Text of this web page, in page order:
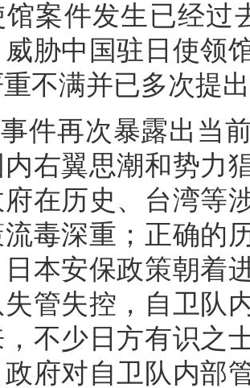
馆案件发生已经过
胁中国驻日使领
不满并已多次提
件再次暴露出当
内右翼思潮和势力
府在历史、台湾等
毒深重；正确的
本安保政策朝着
失管失控，自卫队
不少日方有识之
府对自卫队内部